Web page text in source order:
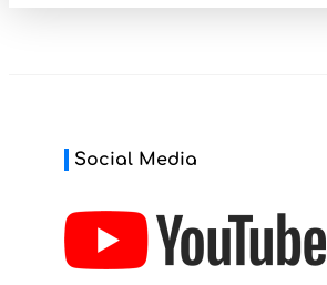
Social Media